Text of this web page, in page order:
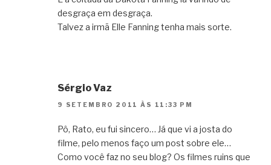
desgraça em desgraça.
Talvez a irmã Elle Fanning tenha mais sorte.
Sérgio Vaz
9 SETEMBRO 2011 ÀS 11:33 PM
Pô, Rato, eu fui sincero… Já que vi a josta do
filme, pelo menos faço um post sobre ele…
Como você faz no seu blog? Os filmes ruins que